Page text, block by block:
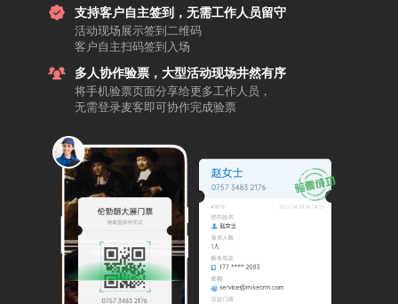
支持客户自主签到，无需工作人员留守
活动现场展示签到二维码
客户自主扫码签到入场
多人协作验票，大型活动现场井然有序
将手机验票页面分享给更多工作人员，
无需登录麦客即可协作完成验票